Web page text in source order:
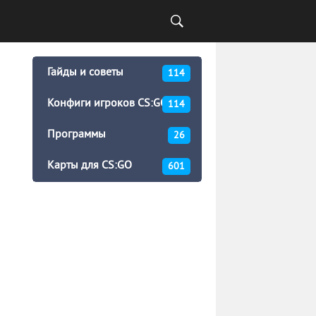
Гайды и советы 114
Конфиги игроков CS:GO 114
Программы 26
Карты для CS:GO 601